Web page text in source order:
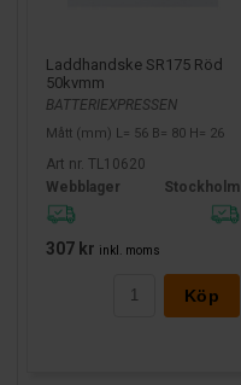
Laddhandske SR175 Röd
50kvmm
BATTERIEXPRESSEN
Mått (mm) L= 56 B= 80 H= 26
Art nr. TL10620
Webblager
Stockholm
307 kr inkl. moms
Köp